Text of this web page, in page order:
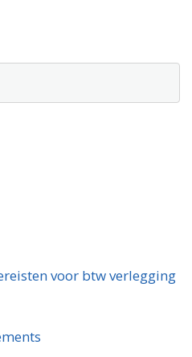
voor btw verlegging